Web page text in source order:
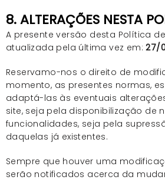
8. ALTERAÇÕES NESTA
A presente versão desta Política
atualizada pela última vez em:27/
Reservamo-nos o direito de
momento, as presentes normas,
adaptá-las às eventuais
site, seja pela disponibilização de
funcionalidades, seja pela
daquelas já existentes.
Sempre que houver uma
serão notificados acerca da